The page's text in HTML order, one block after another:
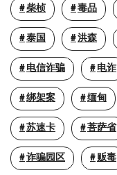
柴桢 毒品
泰国 洪森
电信诈骗 电诈
绑架案 缅甸
苏速卡 菩萨省
诈骗园区 贩毒